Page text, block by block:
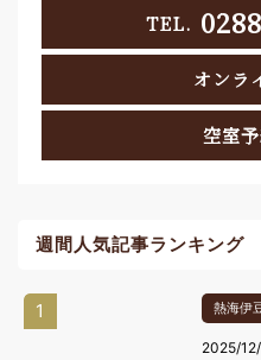
TEL.
オンラ
空室
週間人気記事ランキング
1 熱海伊
2025/